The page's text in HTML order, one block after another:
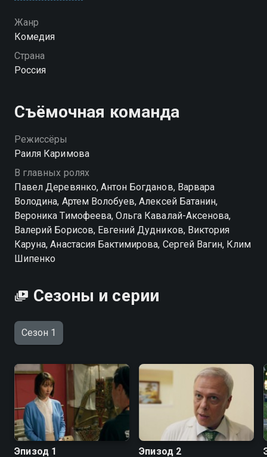
глава которых Егор зарабатывает физическим
трудом. Появление Деревянко меняет привычный
уклад местных: Егор боится потерять жену Машу, их
дочь Полина влюбляется в знаменитость, а депутат
Жанр
Комедия
Страна
Россия
Съёмочная команда
Режиссёры
Раиля Каримова
В главных ролях
Павел Деревянко, Антон Богданов, Варвара
Володина, Артем Волобуев, Алексей Батанин,
Вероника Тимофеева, Ольга Кавалай-Аксенова,
Валерий Борисов, Евгений Дудников, Виктория
Каруна, Анастасия Бактимирова, Сергей Вагин, Клим
Шипенко
Сезоны и серии
Сезон 1
Эпизод 1 Эпизод 2